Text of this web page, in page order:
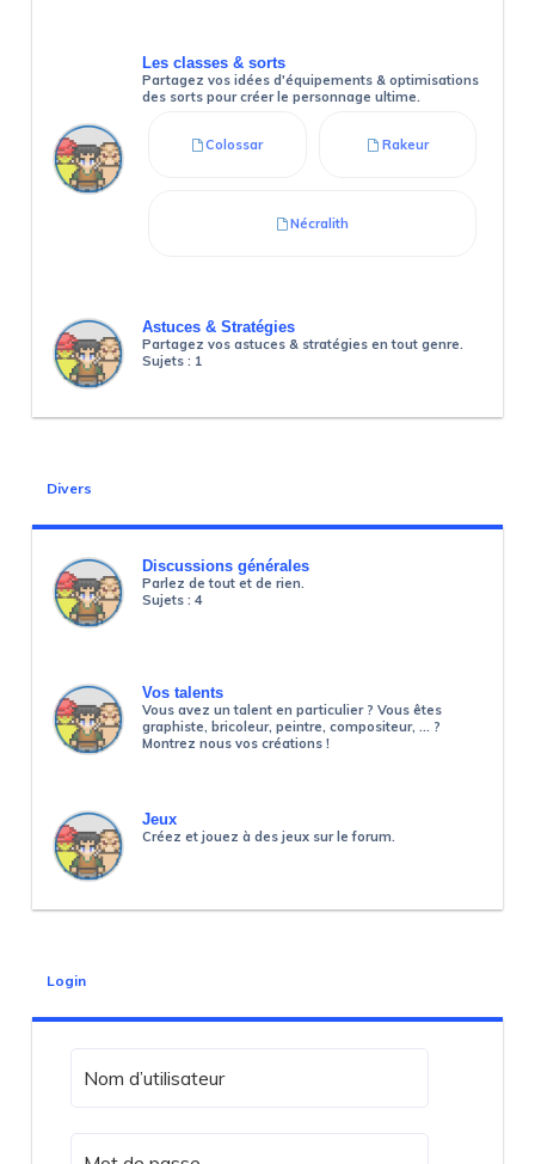
Les classes & sorts
Partagez vos idées d'équipements & optimisations
des sorts pour créer le personnage ultime.
Colossar Rakeur
Nécralith
Astuces & Stratégies
Partagez vos astuces & stratégies en tout genre.
Sujets : 1
Divers
Discussions générales
Parlez de tout et de rien.
Sujets : 4
Vos talents
Vous avez un talent en particulier ? Vous êtes
graphiste, bricoleur, peintre, compositeur, ... ?
Montrez nous vos créations !
Jeux
Créez et jouez à des jeux sur le forum.
Login